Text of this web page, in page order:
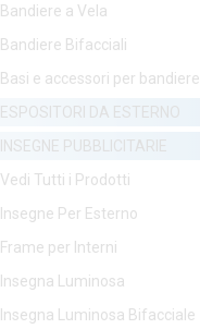
Bandiere a Vela
Bandiere Bifacciali
Basi e accessori per bandiere
ESPOSITORI DA ESTERNO
INSEGNE PUBBLICITARIE
Vedi Tutti i Prodotti
Insegne Per Esterno
Frame per Interni
Insegna Luminosa
Insegna Luminosa Bifacciale